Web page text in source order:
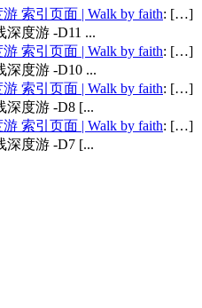
索引页面 | Walk by faith: […]
深度游 -D11 ...
索引页面 | Walk by faith: […]
深度游 -D10 ...
索引页面 | Walk by faith: […]
深度游 -D8 [...
索引页面 | Walk by faith: […]
深度游 -D7 [...